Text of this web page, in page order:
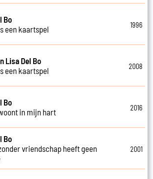
Bo
een kaartspel
1996
Lisa Del Bo
een kaartspel
2008
Bo
in mijn hart
2016
Bo
vriendschap heeft geen
2001